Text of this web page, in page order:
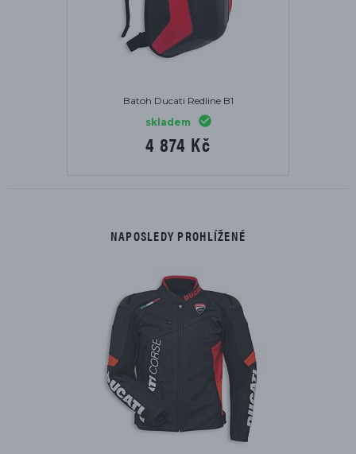
Batoh Ducati Redline B1
skladem
4 874 Kč
NAPOSLEDY PROHLÍŽENÉ